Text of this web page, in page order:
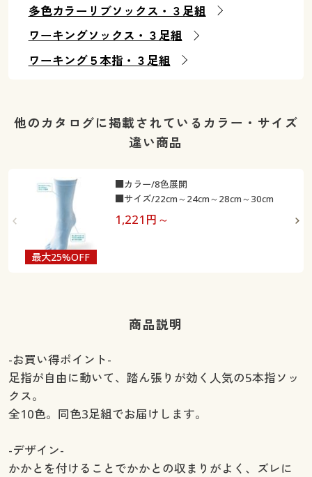
多色カラーリブソックス・３足組
ワーキングソックス・３足組
ワーキング５本指・３足組
他のカタログに掲載されているカラー・サイズ
違い商品
最大25%OFF
1,221 円～
■カラー/8色展開
■サイズ/22cm～24cm～28cm～30cm
商品説明
-お買い得ポイント-
足指が自由に動いて、踏ん張りが効く人気の5本指ソッ
クス。
全10色。同色3足組でお届けします。
-デザイン-
かかとを付けることでかかとの収まりがよく、ズレに